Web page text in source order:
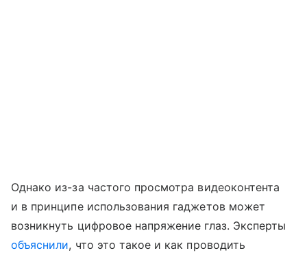
Однако из-за частого просмотра видеоконтента
и в принципе использования гаджетов может
возникнуть цифровое напряжение глаз. Эксперты
объяснили, что это такое и как проводить